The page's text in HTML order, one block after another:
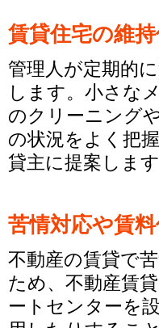
賃貸住宅の維
管理人が定期的
します。小さな
のクリーニング
の状況をよく把
貸主に提案します
苦情対応や賃
不動産の賃貸で
ため、不動産賃
ートセンターを